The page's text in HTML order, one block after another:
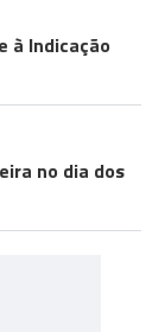
à Indicação
no dia dos